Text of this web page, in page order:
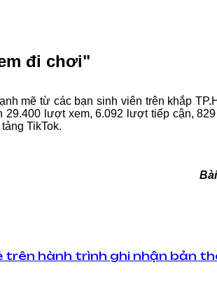
đi chơi"
mẽ từ các bạn sinh viên trên khắp
lượt xem, 6.092 lượt tiếp cận,
TikTok.